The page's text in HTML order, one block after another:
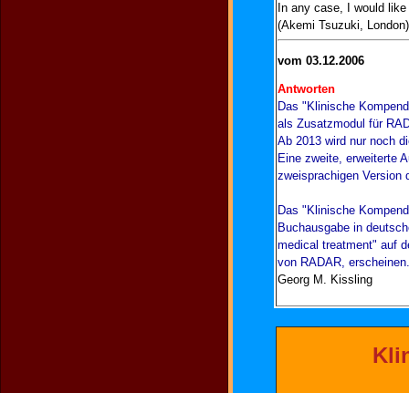
In any case, I would
(Akemi Tsuzuki, London)
vom 03.12.2006
Antworten
Das "Klinische
als Zusatzmodul für
Ab 2013 wird nur noch
Eine zweite, erweiterte
zweisprachigen Version
Das "Klinische
Buchausgabe in
medical treatment" auf
von RADAR,
Georg M. Kissling